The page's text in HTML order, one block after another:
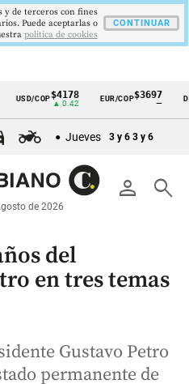
COP$4178
▲ 0.42
EUR/COP$3697
—
Jueves 3 y 6 3 y 6
person search
de 2026
del
en tres temas
Gustavo Petro
permanente de
y de terceros con fines
Puede aceptarlas o
politica de cookies
CONTINUAR